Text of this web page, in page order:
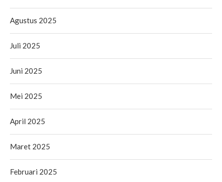
Agustus 2025
Juli 2025
Juni 2025
Mei 2025
April 2025
Maret 2025
Februari 2025